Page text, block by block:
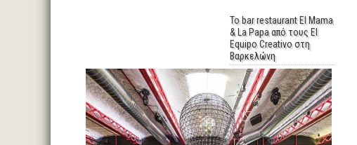
Το bar restaurant El Mama
& La Papa από τους El
Equipo Creativo στη
Βαρκελώνη